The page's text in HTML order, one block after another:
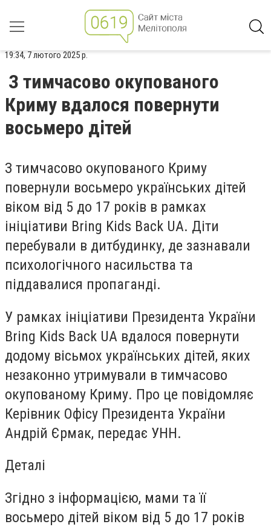
19:34, 7 лютого 2025 р.
З тимчасово окупованого
Криму вдалося повернути
восьмеро дітей
З тимчасово окупованого Криму
повернули восьмеро українських дітей
віком від 5 до 17 років в рамках
ініціативи Bring Kids Back UA. Діти
перебували в дитбудинку, де зазнавали
психологічного насильства та
піддавалися пропаганді.
У рамках ініціативи Президента України
Bring Kids Back UA вдалося повернути
додому вісьмох українських дітей, яких
незаконно утримували в тимчасово
окупованому Криму. Про це повідомляє
Керівник Офісу Президента України
Андрій Єрмак, передає УНН.
Деталі
Згідно з інформацією, мами та її
восьмеро дітей віком від 5 до 17 років